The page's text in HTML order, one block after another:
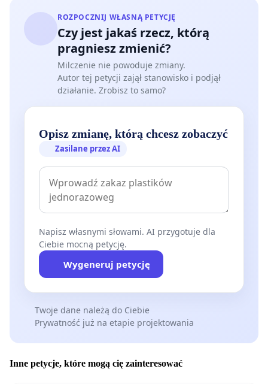
ROZPOCZNIJ WŁASNĄ PETYCJĘ
Czy jest jakaś rzecz, którą
pragniesz zmienić?
Milczenie nie powoduje zmiany.
Autor tej petycji zajął stanowisko i podjął
działanie. Zrobisz to samo?
Opisz zmianę, którą chcesz zobaczyć
Zasilane przez AI
Napisz własnymi słowami. AI przygotuje dla
Ciebie mocną petycję.
Wygeneruj petycję
Twoje dane należą do Ciebie
Prywatność już na etapie projektowania
Inne petycje, które mogą cię zainteresować